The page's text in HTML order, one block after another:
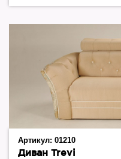
Артикул: 01210
Диван Trevi